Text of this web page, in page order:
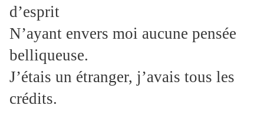
d’esprit
N’ayant envers moi aucune pensée
belliqueuse.
J’étais un étranger, j’avais tous les
crédits.